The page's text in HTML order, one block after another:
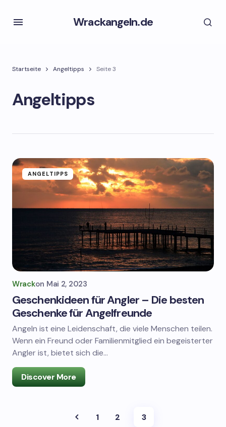
Wrackangeln.de
Startseite Angeltipps Seite 3
Angeltipps
ANGELTIPPS
Wrackon Mai 2, 2023
Geschenkideen für Angler – Die besten
Geschenke für Angelfreunde
Angeln ist eine Leidenschaft, die viele Menschen teilen.
Wenn ein Freund oder Familienmitglied ein begeisterter
Angler ist, bietet sich die…
Discover More
1 2 3